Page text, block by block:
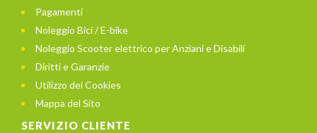
Pagamenti
Noleggio Bici / E-bike
Noleggio Scooter elettrico per Anziani e Disabili
Diritti e Garanzie
Utilizzo dei Cookies
Mappa del Sito
SERVIZIO CLIENTE